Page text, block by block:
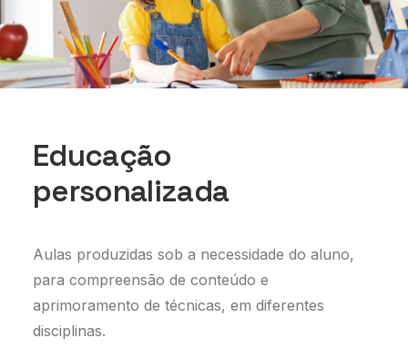
Educação
personalizada
Aulas produzidas sob a necessidade do aluno,
para compreensão de conteúdo e
aprimoramento de técnicas, em diferentes
disciplinas.